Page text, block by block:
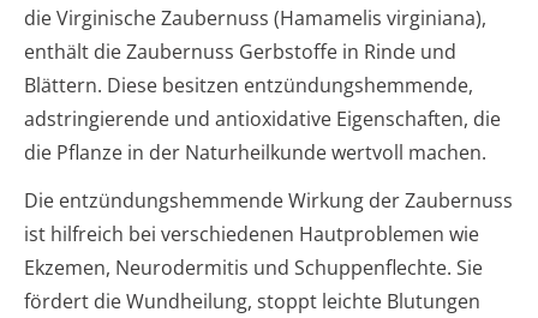
die Virginische Zaubernuss (Hamamelis virginiana),
enthält die Zaubernuss Gerbstoffe in Rinde und
Blättern. Diese besitzen entzündungshemmende,
adstringierende und antioxidative Eigenschaften, die
die Pflanze in der Naturheilkunde wertvoll machen.
Die entzündungshemmende Wirkung der Zaubernuss
ist hilfreich bei verschiedenen Hautproblemen wie
Ekzemen, Neurodermitis und Schuppenflechte. Sie
fördert die Wundheilung, stoppt leichte Blutungen